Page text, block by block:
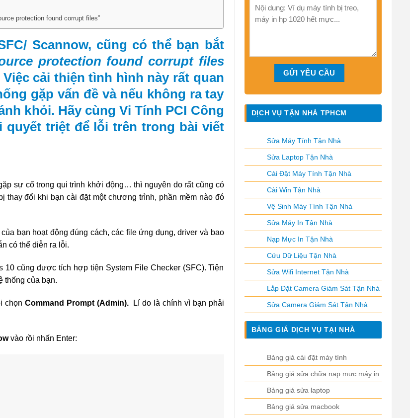
protection found corrupt files”
Scannow, cũng có thể bạn bắt
protection found corrupt files
Việc cải thiện tình hình này rất quan
gặp vấn đề và nếu không ra tay
khỏi. Hãy cùng Vi Tính PCI Công
quyết triệt để lỗi trên trong bài viết
sự cố trong qui trình khởi động… thì nguyên do rất cũng có
thay đổi khi bạn cài đặt một chương trình, phần mềm nào đó
bạn hoạt động đúng cách, các file ứng dụng, driver và bao
có thể diễn ra lỗi.
cũng được tích hợp tiện System File Checker (SFC). Tiện
thống của bạn.
chọn Command Prompt (Admin).
Lí do là chính vì bạn phải
vào rồi nhấn Enter:
DỊCH VỤ TẬN NHÀ TPHCM
Sửa Máy Tính Tận Nhà
Sửa Laptop Tận Nhà
Cài Đặt Máy Tính Tận Nhà
Cài Win Tận Nhà
Vệ Sinh Máy Tính Tận Nhà
Sửa Máy In Tận Nhà
Nạp Mực In Tận Nhà
Cứu Dữ Liệu Tận Nhà
Sửa Wifi Internet Tận Nhà
Lắp Đặt Camera Giám Sát Tận Nhà
Sửa Camera Giám Sát Tận Nhà
BẢNG GIÁ DỊCH VỤ TẠI NHÀ
Bảng giá cài đặt máy tính
Bảng giá sửa chữa nạp mực máy in
Bảng giá sửa laptop
Bảng giá sửa macbook